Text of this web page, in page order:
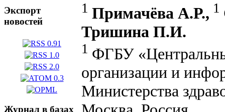
Экспорт
новостей
Журнал в базах
1 Примачёва А.Р., 1
Тришина П.И.
1 ФГБУ
организации и
Министерства